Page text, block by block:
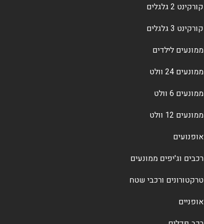
קורקינט 2 גלגלים
קורקינט 3 גלגלים
ממונעים לילדים
ממונעים 24 וולט
ממונעים 6 וולט
ממונעים 12 וולט
אופנועים
רכבים וג'יפים ממונעים
טרקטורונים ורכבי שטח
אופניים